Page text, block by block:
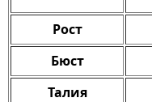
Рост
Бюст
Талия